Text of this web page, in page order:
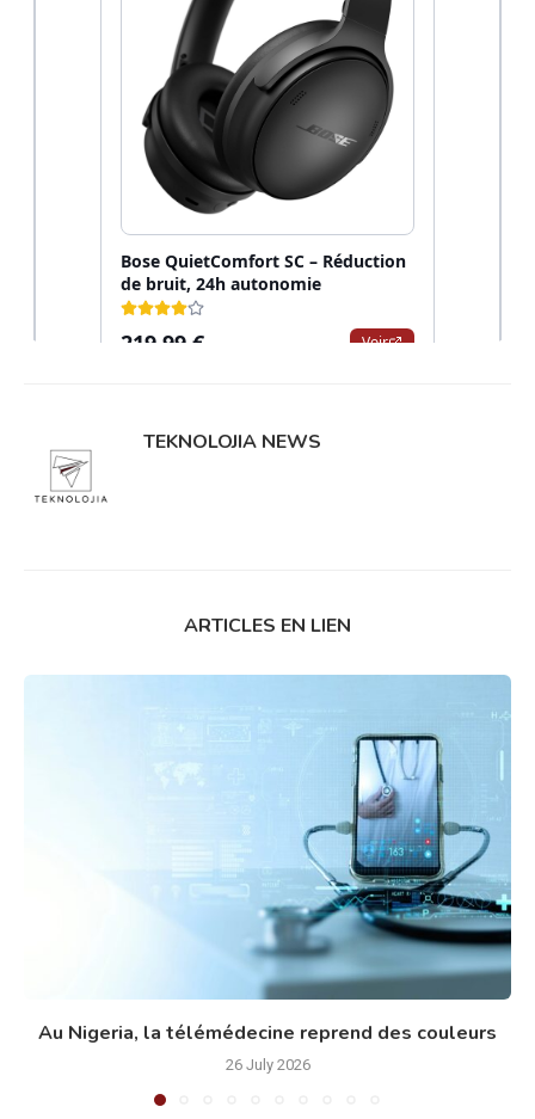
TEKNOLOJIA NEWS
ARTICLES EN LIEN
Au Nigeria, la télémédecine reprend des couleurs
26 July 2026